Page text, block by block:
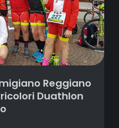
Reggiano
Duathlon